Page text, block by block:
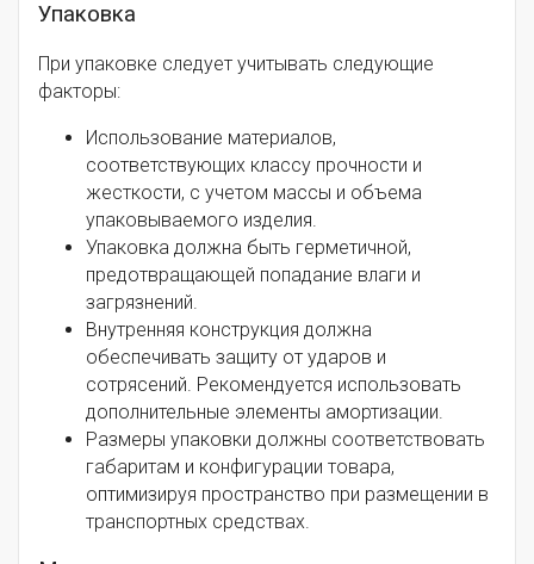
Упаковка
При упаковке следует учитывать следующие
факторы:
Использование материалов,
соответствующих классу прочности и
жесткости, с учетом массы и объема
упаковываемого изделия.
Упаковка должна быть герметичной,
предотвращающей попадание влаги и
загрязнений.
Внутренняя конструкция должна
обеспечивать защиту от ударов и
сотрясений. Рекомендуется использовать
дополнительные элементы амортизации.
Размеры упаковки должны соответствовать
габаритам и конфигурации товара,
оптимизируя пространство при размещении в
транспортных средствах.